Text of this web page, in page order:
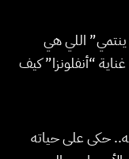
ينتمي” اللي هي
“أنفلونزا” كيف
حكى على حياته